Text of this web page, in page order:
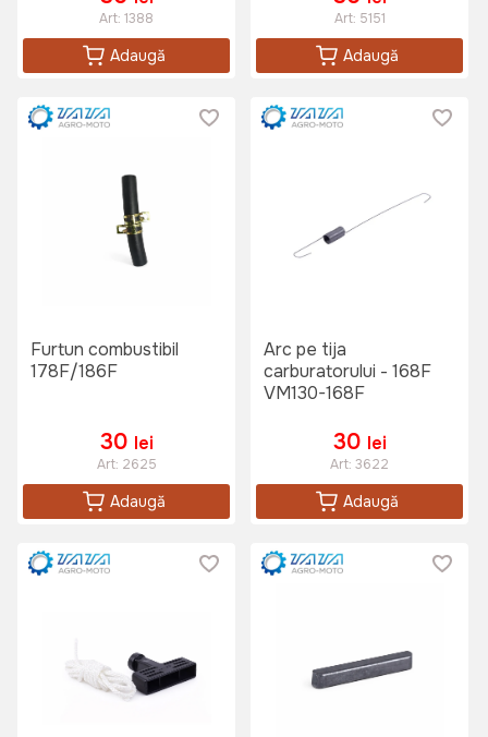
Art: 1388
Adaugă
Art: 5151
Adaugă
Furtun combustibil
178F/186F
30 lei
Art: 2625
Adaugă
Arc pe tija
carburatorului - 168F
VM130-168F
30 lei
Art: 3622
Adaugă